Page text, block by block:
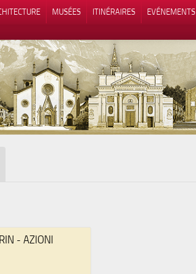
MUSÉES ITINÉRAIRES EVÉNEMENTS
- AZIONI
lors de la collecte